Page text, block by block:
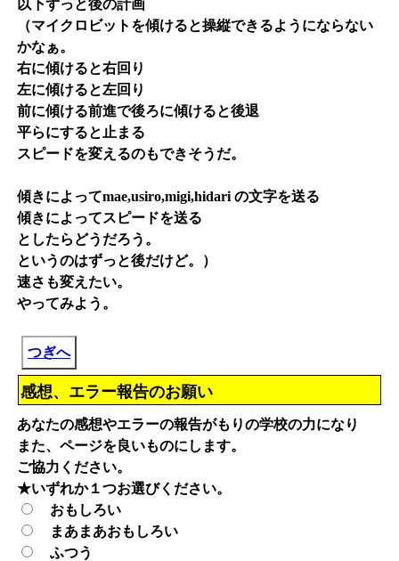
以下ずっと後の計画
（マイクロビットを傾けると操縦できるようにならない
かなぁ。
右に傾けると右回り
左に傾けると左回り
前に傾ける前進で後ろに傾けると後退
平らにすると止まる
スピードを変えるのもできそうだ。
傾きによってmae,usiro,migi,hidari の文字を送る
傾きによってスピードを送る
としたらどうだろう。
というのはずっと後だけど。）
速さも変えたい。
やってみよう。
つぎへ
感想、エラー報告のお願い
あなたの感想やエラーの報告がもりの学校の力になり
また、ページを良いものにします。
ご協力ください。
★いずれか１つお選びください。
おもしろい
まあまあおもしろい
ふつう